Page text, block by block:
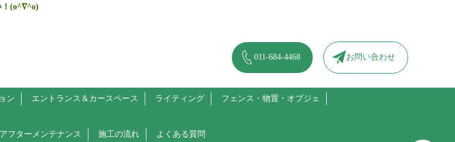
！(o^∇^o)
011-684-4468 お問い合わせ
ン エントランス＆カースペース ライティング
フェンス・物置・オブジェ
アフターメンテナンス 施工の流れ よくある質問